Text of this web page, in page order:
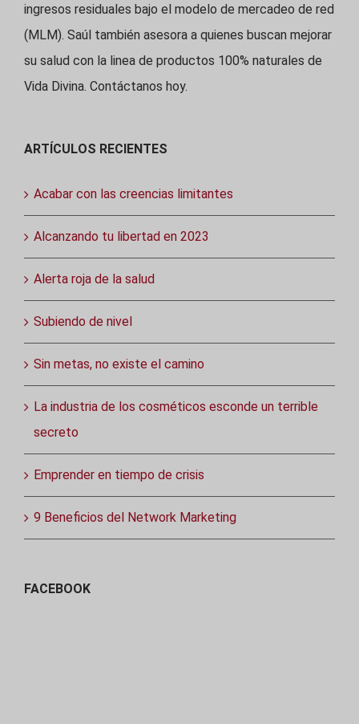
ingresos residuales bajo el modelo de mercadeo de red
(MLM). Saúl también asesora a quienes buscan mejorar
su salud con la linea de productos 100% naturales de
Vida Divina. Contáctanos hoy.
ARTÍCULOS RECIENTES
Acabar con las creencias limitantes
Alcanzando tu libertad en 2023
Alerta roja de la salud
Subiendo de nivel
Sin metas, no existe el camino
La industria de los cosméticos esconde un terrible
secreto
Emprender en tiempo de crisis
9 Beneficios del Network Marketing
FACEBOOK